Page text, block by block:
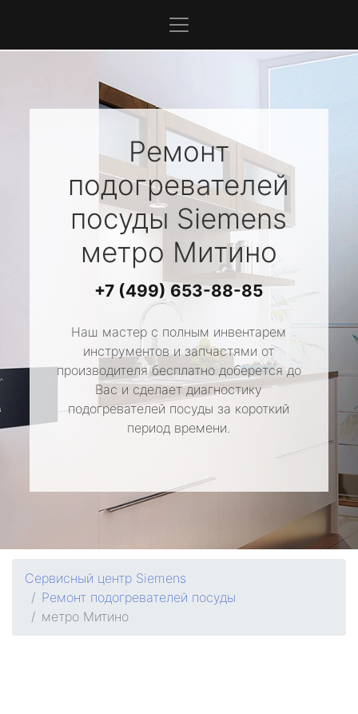
Ремонт
подогревателей
посуды Siemens
метро Митино
+7 (499) 653-88-85
Наш мастер с полным инвентарем
инструментов и запчастями от
производителя бесплатно доберется до
Вас и сделает диагностику
подогревателей посуды за короткий
период времени.
Сервисный центр Siemens
Ремонт подогревателей посуды
метро Митино